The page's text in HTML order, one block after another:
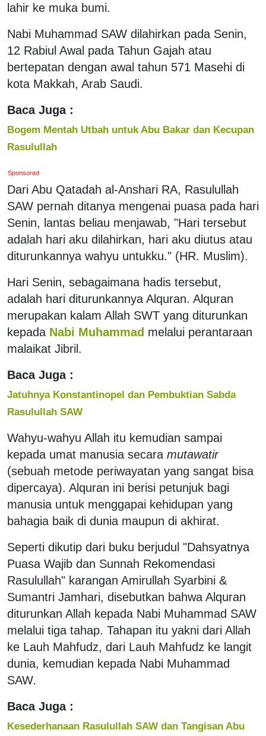
lahir ke muka bumi.
Nabi Muhammad SAW dilahirkan pada Senin,
12 Rabiul Awal pada Tahun Gajah atau
bertepatan dengan awal tahun 571 Masehi di
kota Makkah, Arab Saudi.
Baca Juga :
Bogem Mentah Utbah untuk Abu Bakar dan Kecupan
Rasulullah
Sponsored
Dari Abu Qatadah al-Anshari RA, Rasulullah
SAW pernah ditanya mengenai puasa pada hari
Senin, lantas beliau menjawab, "Hari tersebut
adalah hari aku dilahirkan, hari aku diutus atau
diturunkannya wahyu untukku." (HR. Muslim).
Hari Senin, sebagaimana hadis tersebut,
adalah hari diturunkannya Alquran. Alquran
merupakan kalam Allah SWT yang diturunkan
kepada Nabi Muhammad melalui perantaraan
malaikat Jibril.
Baca Juga :
Jatuhnya Konstantinopel dan Pembuktian Sabda
Rasulullah SAW
Wahyu-wahyu Allah itu kemudian sampai
kepada umat manusia secara mutawatir
(sebuah metode periwayatan yang sangat bisa
dipercaya). Alquran ini berisi petunjuk bagi
manusia untuk menggapai kehidupan yang
bahagia baik di dunia maupun di akhirat.
Seperti dikutip dari buku berjudul "Dahsyatnya
Puasa Wajib dan Sunnah Rekomendasi
Rasulullah" karangan Amirullah Syarbini &
Sumantri Jamhari, disebutkan bahwa Alquran
diturunkan Allah kepada Nabi Muhammad SAW
melalui tiga tahap. Tahapan itu yakni dari Allah
ke Lauh Mahfudz, dari Lauh Mahfudz ke langit
dunia, kemudian kepada Nabi Muhammad
SAW.
Baca Juga :
Kesederhanaan Rasulullah SAW dan Tangisan Abu